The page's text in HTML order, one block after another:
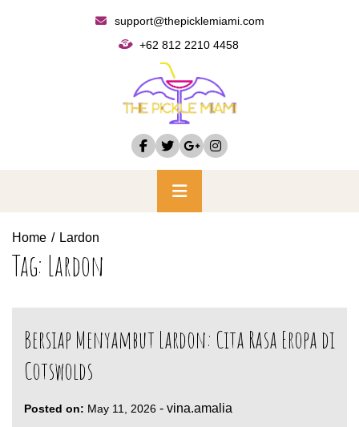
support@thepicklemiami.com
+62 812 2210 4458
Primary
Menu
Home Lardon
Tag: Lardon
Bersiap Menyambut Lardon: Cita Rasa Eropa di
Cotswolds
Posted on: May 11, 2026 - vina.amalia